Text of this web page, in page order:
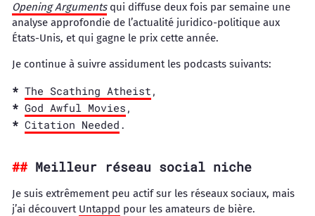
Opening Argumentsqui diffuse deux fois par semaine une
analyse approfondie de l’actualité juridico-politique aux
États-Unis, et qui gagne le prix cette année.
Je continue à suivre assidument les podcasts suivants:
The Scathing Atheist ,
God Awful Movies ,
Citation Needed .
Meilleur réseau social niche
Je suis extrêmement peu actif sur les réseaux sociaux, mais
j’ai découvert Untappd pour les amateurs de bière.